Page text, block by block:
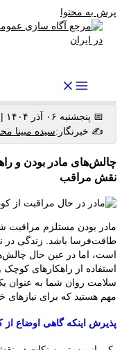
پرش به محتوا
📅 پنجشنبه ۰۶ آذر ۱۴۰۴ | ۲۲:۰۴
✍️ خبرنگار:سیده مبینا
چالش‌های مادر بودن و
نقش مراقب
مادر بودن مستلزم مراقبت
طاقت‌فرسا باشد. زندگی در
است، اما در عین حال
استفاده از راهکارهای
سلامت روان شما به عنوان
مهم هستید که برای نیازهای
پذیرش اینکه گاهی اوضاع